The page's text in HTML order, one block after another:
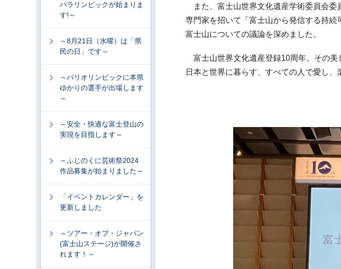
また、富士山世界文化遺産学術委員会委
専門家を招いて「富士山から発信する持
富士山についての議論を深めました。
富士山世界文化遺産登録10周年。その美
日本と世界に暮らす、すべての人で愛し、
パラリンピックが始まりま
す!～
～8月21日（水曜）は「県
民の日」です～
～パリオリンピックに本県
ゆかりの選手が出場します
～
～安全・快適な富士登山の
実現を目指します～
～ふじのくに芸術祭2024
作品募集が始まりました～
「イベントカレンダー」を
更新しました
～ツアー・オブ・ジャパン
(富士山ステージ)が開催さ
れます！～